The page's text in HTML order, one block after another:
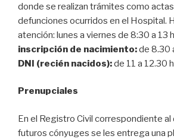
donde se realizan trámites como
defunciones ocurridos en el Hospital.
atención: lunes a viernes de 8:30 a 13
inscripción de nacimiento:de 8.30
DNI (recién nacidos):de 11 a 12.30
Prenupciales
En el Registro Civil correspondiente al
futuros cónyuges se les entrega una